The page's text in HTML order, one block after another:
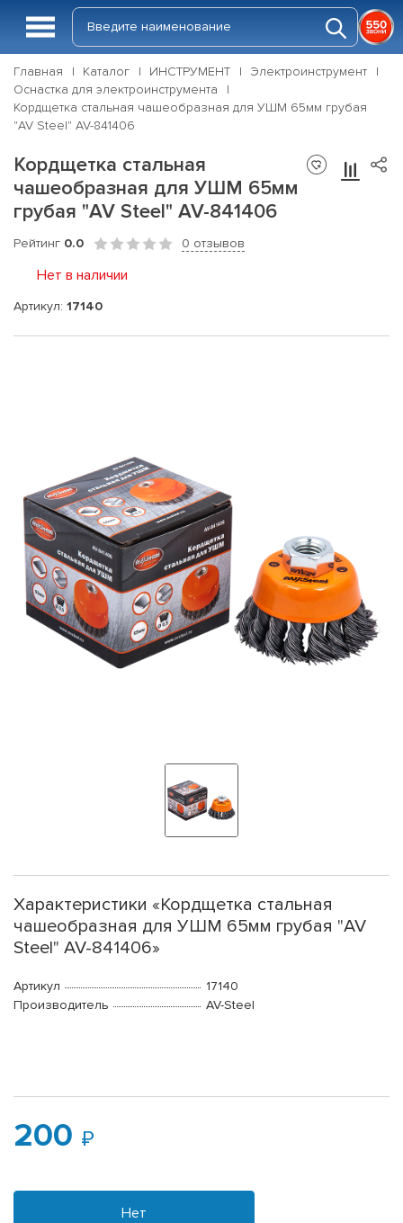
Главная Каталог ИНСТРУМЕНТ
Электроинструмент
Оснастка для электроинструмента
Кордщетка стальная чашеобразная для УШМ 65мм грубая
"AV Steel" AV-841406
Кордщетка стальная
чашеобразная для УШМ 65мм
грубая "AV Steel" AV-841406
Рейтинг 0.0 0 отзывов
Нет в наличии
Артикул: 17140
Характеристики «Кордщетка стальная
чашеобразная для УШМ 65мм грубая "AV
Steel" AV-841406»
Артикул
17140
Производитель
AV-Steel
200
Нет